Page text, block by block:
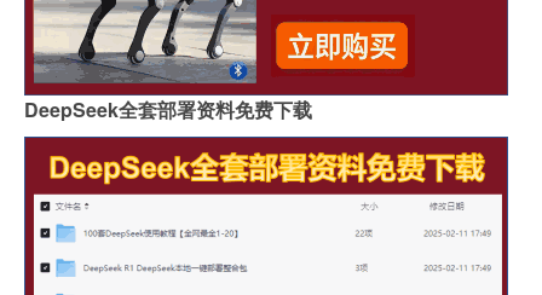
DeepSeek全套部署资料免费下载